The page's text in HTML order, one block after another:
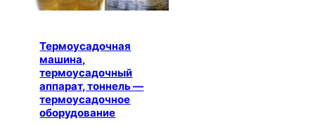
Термоусадочная
машина,
термоусадочный
аппарат, тоннель —
термоусадочное
оборудование